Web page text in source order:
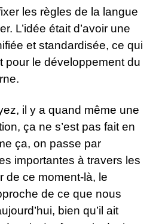
les règles de la langue
L’idée était d’avoir une
et standardisée, ce qui
pour le développement du
il y a quand même une
ça ne s’est pas fait en
ça, on passe par
importantes à travers les
de ce moment-là, le
de ce que nous
bien qu’il ait